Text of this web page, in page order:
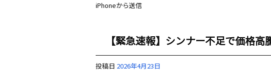
iPhoneから送信
【緊急速報】シンナー不足で価格
投稿日 2026年4月23日